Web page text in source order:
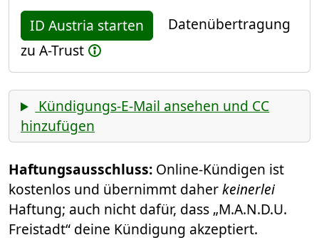
ID Austria starten
Datenübertragung
zu A-Trust
Kündigungs-E-Mail ansehen und CC
hinzufügen
Haftungsausschluss: Online-Kündigen ist
kostenlos und übernimmt daherkeinerlei
Haftung; auch nicht dafür, dass „M.A.N.D.U.
Freistadt“ deine Kündigung akzeptiert.